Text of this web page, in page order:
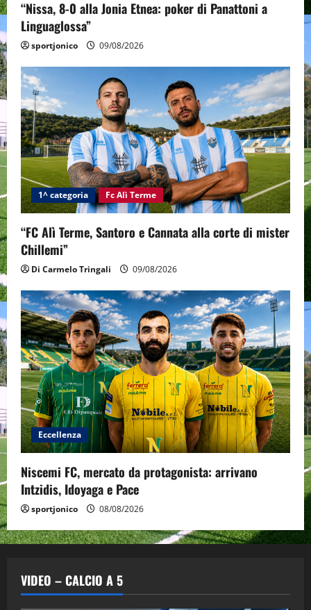
“Nissa, 8-0 alla Jonia Etnea: poker di Panattoni a
Linguaglossa”
sportjonico 09/08/2026
1^ categoria Fc Alì Terme
“FC Alì Terme, Santoro e Cannata alla corte di mister
Chillemi”
Di Carmelo Tringali 09/08/2026
Eccellenza
Niscemi FC, mercato da protagonista: arrivano
Intzidis, Idoyaga e Pace
sportjonico 08/08/2026
VIDEO – CALCIO A 5